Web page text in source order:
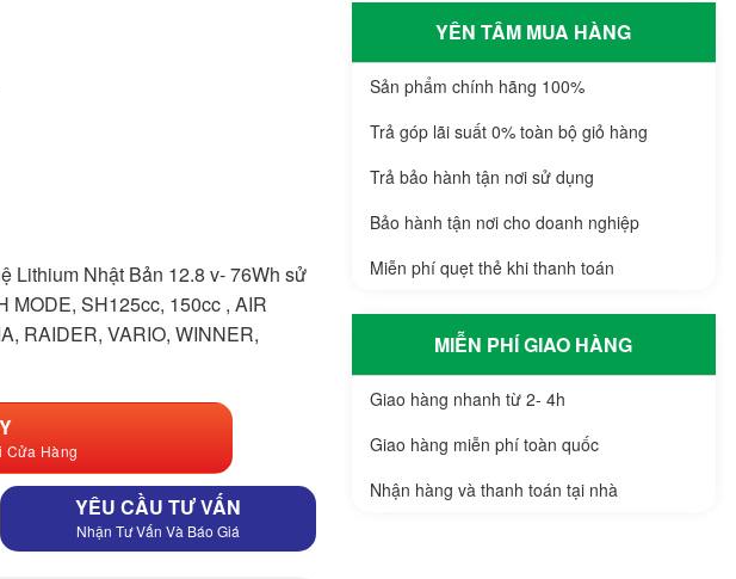
Lithium Nhật Bản 12.8 v- 76Wh sử
MODE, SH125cc, 150cc , AIR
RAIDER, VARIO, WINNER,
Cửa Hàng
YÊU CẦU TƯ VẤN
Nhận Tư Vấn Và Báo Giá
YÊN TÂM MUA HÀNG
Sản phẩm chính hãng 100%
Trả góp lãi suất 0% toàn bộ giỏ hàng
Trả bảo hành tận nơi sử dụng
Bảo hành tận nơi cho doanh nghiệp
Miễn phí quẹt thẻ khi thanh toán
MIỄN PHÍ GIAO HÀNG
Giao hàng nhanh từ 2- 4h
Giao hàng miễn phí toàn quốc
Nhận hàng và thanh toán tại nhà